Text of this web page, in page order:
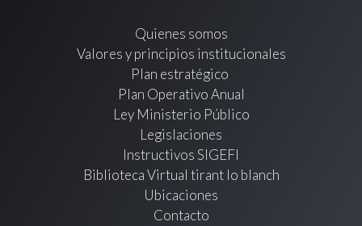
Quienes somos
Valores y principios institucionales
Plan estratégico
Plan Operativo Anual
Ley Ministerio Público
Legislaciones
Instructivos SIGEFI
Biblioteca Virtual tirant lo blanch
Ubicaciones
Contacto